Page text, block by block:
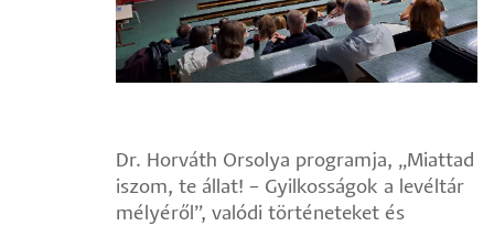
Dr. Horváth Orsolya programja, „Miattad
iszom, te állat! – Gyilkosságok a levéltár
mélyéről”, valódi történeteket és